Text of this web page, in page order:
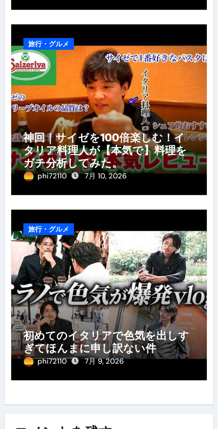
旅行・グルメ
神回｜サイゼを100倍楽しむ！イ
タリア料理人が【本気で】料理を
ガチ分析してみた。
phi72110 7月 10, 2026
旅行・グルメ
初めてのイタリアで色気を出しす
ぎてほんまに申し訳ない件
phi72110 7月 9, 2026